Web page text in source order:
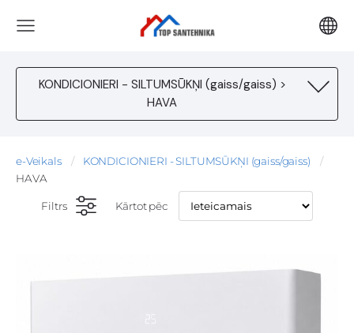
KONDICIONIERI - SILTUMSŪKŅI (gaiss/gaiss) >
HAVA
e-Veikals
KONDICIONIERI - SILTUMSŪKŅI (gaiss/gaiss)
HAVA
Filtrs Kārtot pēc